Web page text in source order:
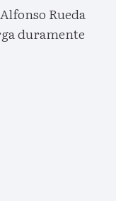
Rueda
duramente